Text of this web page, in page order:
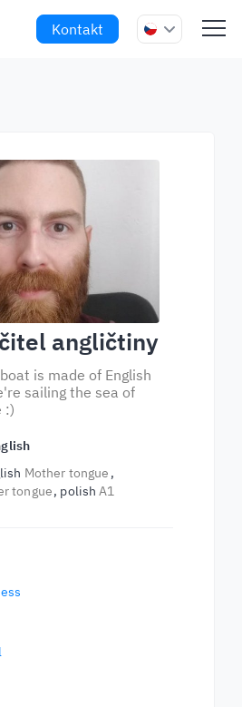
Kontakt
angličtiny
is made of English
sailing the sea of
:)
Mother tongue
tongue polishA1